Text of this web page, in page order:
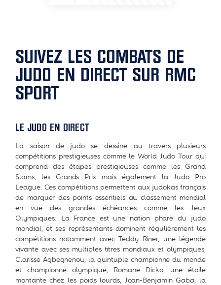
SUIVEZ LES COMBATS DE
JUDO EN DIRECT SUR RMC
SPORT
LE JUDO EN DIRECT
La saison de judo se dessine au travers plusieurs
compétitions prestigieuses comme le World Judo Tour qui
comprend des étapes prestigieuses comme les Grand
Slams, les Grands Prix mais également la Judo Pro
League. Ces compétitions permettent aux judokas français
de marquer des points essentiels au classement mondial
en vue des grandes échéances comme les Jeux
Olympiques. La France est une nation phare du judo
mondial, et ses représentants dominent régulièrement les
compétitions notamment avec Teddy Riner, une légende
vivante avec ses multiples titres mondiaux et olympiques,
Clarisse Agbegnenou, la quintuple championne du monde
et championne olympique, Romane Dicko, une étoile
montante chez les poids lourds, Joan-Benjamin Gaba, la